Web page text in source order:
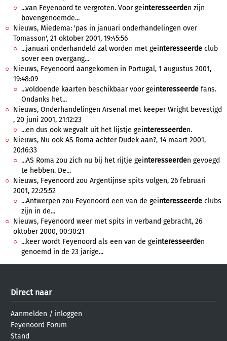
...van Feyenoord te vergroten. Voor geinteresseerden zijn
bovengenoemde...
Nieuws, Miedema: 'pas in januari onderhandelingen over
Tomasson', 21 oktober 2001, 19:45:56
...januari onderhandeld zal worden met geinteresseerde club
sover een overgang...
Nieuws, Feyenoord aangekomen in Portugal, 1 augustus 2001,
19:48:09
...voldoende kaarten beschikbaar voor geinteresseerde fans.
Ondanks het...
Nieuws, Onderhandelingen Arsenal met keeper Wright bevestigd
, 20 juni 2001, 21:12:23
...en dus ook wegvalt uit het lijstje geinteresseerden.
Nieuws, Nu ook AS Roma achter Dudek aan?, 14 maart 2001,
20:16:33
...AS Roma zou zich nu bij het rijtje geinteresseerden gevoegd
te hebben. De...
Nieuws, Feyenoord zou Argentijnse spits volgen, 26 februari
2001, 22:25:52
...Antwerpen zou Feyenoord een van de geinteresseerde clubs
zijn in de...
Nieuws, Feyenoord weer met spits in verband gebracht, 26
oktober 2000, 00:30:21
...keer wordt Feyenoord als een van de geinteresseerden
genoemd in de 23 jarige...
Direct naar
Aanmelden / inloggen
Feyenoord Forum
Stand